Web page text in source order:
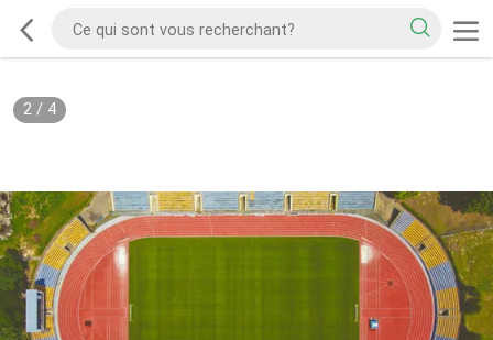
2/ 4